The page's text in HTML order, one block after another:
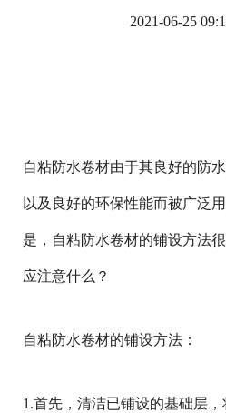
2021-06-25
自粘防水卷材由于其良好的防
以及良好的环保性能而被广泛
是，自粘防水卷材的铺设方法
应注意什么？
自粘防水卷材的铺设方法：
1.首先，清洁已铺设的基础层